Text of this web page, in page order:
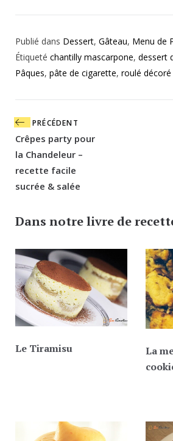
Publié dans Dessert, Gâteau, Menu de
Étiqueté chantilly mascarpone, dessert
Pâques, pâte de cigarette, roulé décoré
Navigation
de
l’article
PRÉCÉDENT
Crêpes party pour
la Chandeleur –
recette facile
sucrée & salée
Dans notre livre de
Le Tiramisu
La